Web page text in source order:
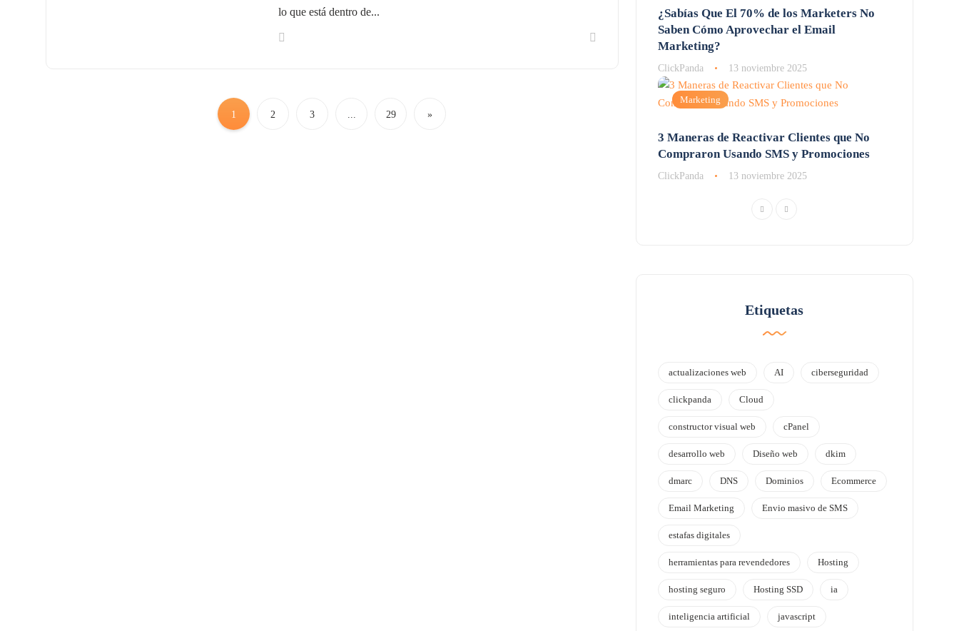
lo que está dentro de...
1 2 3 ... 29 »
¿Sabías Que El 70% de los Marketers No
Saben Cómo Aprovechar el Email
Marketing?
ClickPanda 13 noviembre 2025
Marketing
3 Maneras de Reactivar Clientes que No
Compraron Usando SMS y Promociones
ClickPanda 13 noviembre 2025
Etiquetas
actualizaciones web AI ciberseguridad
clickpanda Cloud
constructor visual web cPanel
desarrollo web Diseño web dkim
dmarc DNS Dominios Ecommerce
Email Marketing Envio masivo de SMS
estafas digitales
herramientas para revendedores Hosting
hosting seguro Hosting SSD ia
inteligencia artificial javascript